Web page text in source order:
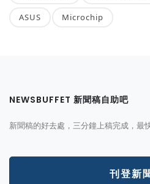
ASUS Microchip
NEWSBUFFET 新聞稿自助吧
新聞稿的好去處，三分鐘上稿完成，最
刊登新